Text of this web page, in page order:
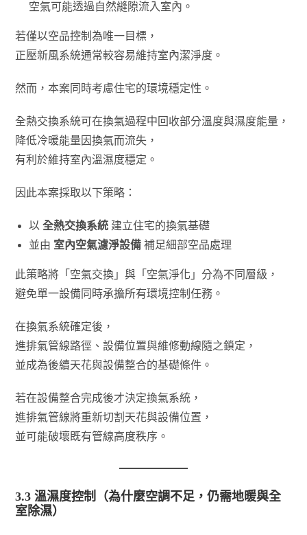
空氣可能透過自然縫隙流入室內。
若僅以空品控制為唯一目標，
正壓新風系統通常較容易維持室內潔淨度。
然而，本案同時考慮住宅的環境穩定性。
全熱交換系統可在換氣過程中回收部分溫度與濕度能量，
降低冷暖能量因換氣而流失，
有利於維持室內溫濕度穩定。
因此本案採取以下策略：
以全熱交換系統 建立住宅的換氣基礎
並由 室內空氣濾淨設備 補足細部空品處理
此策略將「空氣交換」與「空氣淨化」分為不同層級，
避免單一設備同時承擔所有環境控制任務。
在換氣系統確定後，
進排氣管線路徑、設備位置與維修動線隨之鎖定，
並成為後續天花與設備整合的基礎條件。
若在設備整合完成後才決定換氣系統，
進排氣管線將重新切割天花與設備位置，
並可能破壞既有管線高度秩序。
3.3 溫濕度控制（為什麼空調不足，仍需地暖與全
室除濕）